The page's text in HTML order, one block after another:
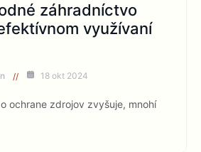
záhradníctvo
využívaní
18 okt 2024
ochrane zdrojov zvyšuje, mnohí